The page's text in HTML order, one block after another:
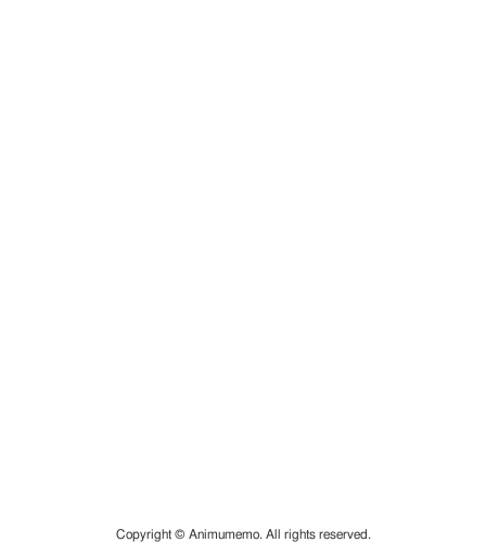
Copyright © Animumemo. All rights reserved.